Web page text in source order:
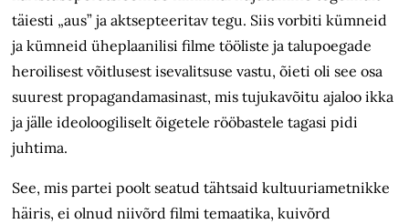
täiesti „aus” ja aktsepteeritav tegu. Siis vorbiti kümneid
ja kümneid üheplaanilisi filme tööliste ja talupoegade
heroilisest võitlusest isevalitsuse vastu, õieti oli see osa
suurest propagandamasinast, mis tujukavõitu ajaloo ikka
ja jälle ideoloogiliselt õigetele rööbastele tagasi pidi
juhtima.
See, mis partei poolt seatud tähtsaid kultuuriametnikke
häiris, ei olnud niivõrd filmi temaatika, kuivõrd